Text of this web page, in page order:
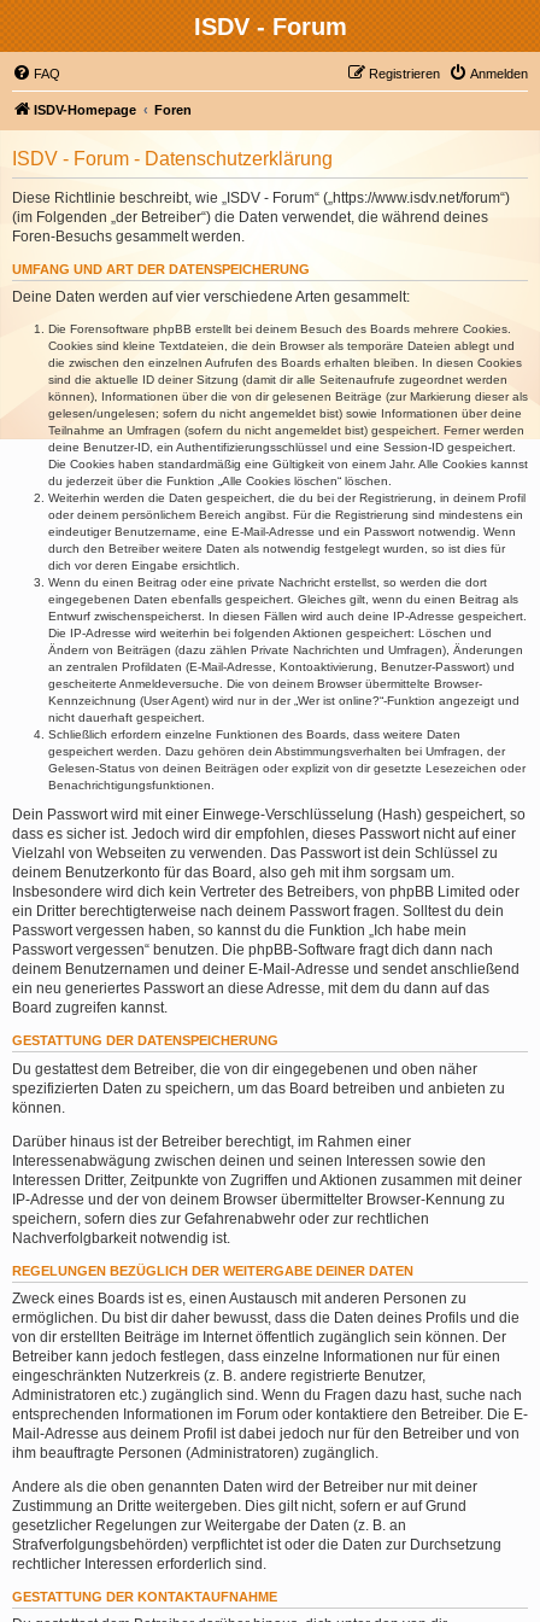
ISDV - Forum
FAQ Anmelden
Registrieren
ISDV-Homepage Foren
ISDV - Forum - Datenschutzerklärung
Diese Richtlinie beschreibt, wie „ISDV - Forum“ („https://www.isdv.net/forum“)
(im Folgenden „der Betreiber“) die Daten verwendet, die während deines
Foren-Besuchs gesammelt werden.
UMFANG UND ART DER DATENSPEICHERUNG
Deine Daten werden auf vier verschiedene Arten gesammelt:
Die Forensoftware phpBB erstellt bei deinem Besuch des Boards mehrere Cookies.
Cookies sind kleine Textdateien, die dein Browser als temporäre Dateien ablegt und
die zwischen den einzelnen Aufrufen des Boards erhalten bleiben. In diesen Cookies
sind die aktuelle ID deiner Sitzung (damit dir alle Seitenaufrufe zugeordnet werden
können), Informationen über die von dir gelesenen Beiträge (zur Markierung dieser als
gelesen/ungelesen; sofern du nicht angemeldet bist) sowie Informationen über deine
Teilnahme an Umfragen (sofern du nicht angemeldet bist) gespeichert. Ferner werden
deine Benutzer-ID, ein Authentifizierungsschlüssel und eine Session-ID gespeichert.
Die Cookies haben standardmäßig eine Gültigkeit von einem Jahr. Alle Cookies kannst
du jederzeit über die Funktion „Alle Cookies löschen“ löschen.
Weiterhin werden die Daten gespeichert, die du bei der Registrierung, in deinem Profil
oder deinem persönlichem Bereich angibst. Für die Registrierung sind mindestens ein
eindeutiger Benutzername, eine E-Mail-Adresse und ein Passwort notwendig. Wenn
durch den Betreiber weitere Daten als notwendig festgelegt wurden, so ist dies für
dich vor deren Eingabe ersichtlich.
Wenn du einen Beitrag oder eine private Nachricht erstellst, so werden die dort
eingegebenen Daten ebenfalls gespeichert. Gleiches gilt, wenn du einen Beitrag als
Entwurf zwischenspeicherst. In diesen Fällen wird auch deine IP-Adresse gespeichert.
Die IP-Adresse wird weiterhin bei folgenden Aktionen gespeichert: Löschen und
Ändern von Beiträgen (dazu zählen Private Nachrichten und Umfragen), Änderungen
an zentralen Profildaten (E-Mail-Adresse, Kontoaktivierung, Benutzer-Passwort) und
gescheiterte Anmeldeversuche. Die von deinem Browser übermittelte Browser-
Kennzeichnung (User Agent) wird nur in der „Wer ist online?“-Funktion angezeigt und
nicht dauerhaft gespeichert.
Schließlich erfordern einzelne Funktionen des Boards, dass weitere Daten
gespeichert werden. Dazu gehören dein Abstimmungsverhalten bei Umfragen, der
Gelesen-Status von deinen Beiträgen oder explizit von dir gesetzte Lesezeichen oder
Benachrichtigungsfunktionen.
Dein Passwort wird mit einer Einwege-Verschlüsselung (Hash) gespeichert, so
dass es sicher ist. Jedoch wird dir empfohlen, dieses Passwort nicht auf einer
Vielzahl von Webseiten zu verwenden. Das Passwort ist dein Schlüssel zu
deinem Benutzerkonto für das Board, also geh mit ihm sorgsam um.
Insbesondere wird dich kein Vertreter des Betreibers, von phpBB Limited oder
ein Dritter berechtigterweise nach deinem Passwort fragen. Solltest du dein
Passwort vergessen haben, so kannst du die Funktion „Ich habe mein
Passwort vergessen“ benutzen. Die phpBB-Software fragt dich dann nach
deinem Benutzernamen und deiner E-Mail-Adresse und sendet anschließend
ein neu generiertes Passwort an diese Adresse, mit dem du dann auf das
Board zugreifen kannst.
GESTATTUNG DER DATENSPEICHERUNG
Du gestattest dem Betreiber, die von dir eingegebenen und oben näher
spezifizierten Daten zu speichern, um das Board betreiben und anbieten zu
können.
Darüber hinaus ist der Betreiber berechtigt, im Rahmen einer
Interessenabwägung zwischen deinen und seinen Interessen sowie den
Interessen Dritter, Zeitpunkte von Zugriffen und Aktionen zusammen mit deiner
IP-Adresse und der von deinem Browser übermittelter Browser-Kennung zu
speichern, sofern dies zur Gefahrenabwehr oder zur rechtlichen
Nachverfolgbarkeit notwendig ist.
REGELUNGEN BEZÜGLICH DER WEITERGABE DEINER DATEN
Zweck eines Boards ist es, einen Austausch mit anderen Personen zu
ermöglichen. Du bist dir daher bewusst, dass die Daten deines Profils und die
von dir erstellten Beiträge im Internet öffentlich zugänglich sein können. Der
Betreiber kann jedoch festlegen, dass einzelne Informationen nur für einen
eingeschränkten Nutzerkreis (z. B. andere registrierte Benutzer,
Administratoren etc.) zugänglich sind. Wenn du Fragen dazu hast, suche nach
entsprechenden Informationen im Forum oder kontaktiere den Betreiber. Die E-
Mail-Adresse aus deinem Profil ist dabei jedoch nur für den Betreiber und von
ihm beauftragte Personen (Administratoren) zugänglich.
Andere als die oben genannten Daten wird der Betreiber nur mit deiner
Zustimmung an Dritte weitergeben. Dies gilt nicht, sofern er auf Grund
gesetzlicher Regelungen zur Weitergabe der Daten (z. B. an
Strafverfolgungsbehörden) verpflichtet ist oder die Daten zur Durchsetzung
rechtlicher Interessen erforderlich sind.
GESTATTUNG DER KONTAKTAUFNAHME